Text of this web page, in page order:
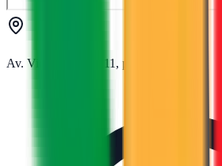
Av. Vicente Ferrer, 11, portal 6, 4º A